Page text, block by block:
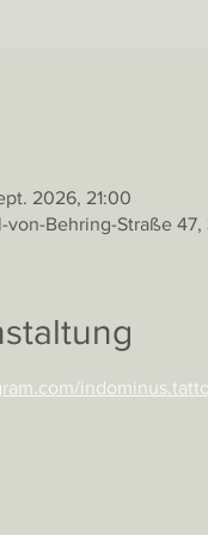
2026, 21:00
von-Behring-Straße